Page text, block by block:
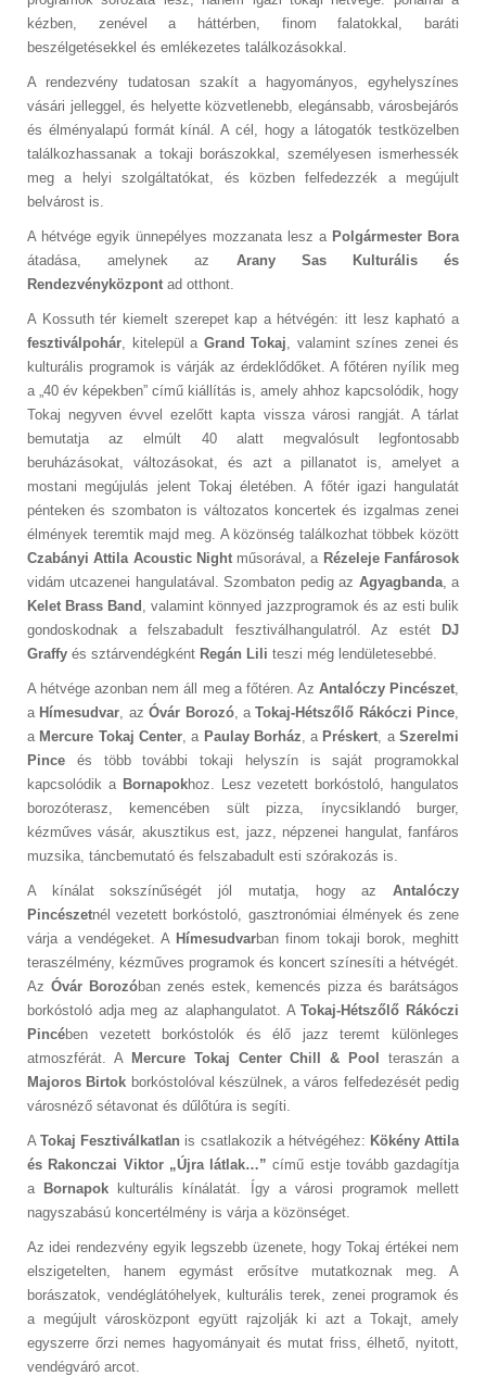
kézben, zenével a háttérben, finom falatokkal, baráti
beszélgetésekkel és emlékezetes találkozásokkal.
A rendezvény tudatosan szakít a hagyományos, egyhelyszínes
vásári jelleggel, és helyette közvetlenebb, elegánsabb, városbejárós
és élményalapú formát kínál. A cél, hogy a látogatók testközelben
találkozhassanak a tokaji borászokkal, személyesen ismerhessék
meg a helyi szolgáltatókat, és közben felfedezzék a megújult
belvárost is.
A hétvége egyik ünnepélyes mozzanata lesz a Polgármester Bora
átadása, amelynek az Arany Sas Kulturális és
Rendezvényközpont ad otthont.
A Kossuth tér kiemelt szerepet kap a hétvégén: itt lesz kapható a
fesztiválpohár , kitelepül a Grand Tokaj , valamint színes zenei és
kulturális programok is várják az érdeklődőket. A főtéren nyílik meg
a „40 év képekben” című kiállítás is, amely ahhoz kapcsolódik, hogy
Tokaj negyven évvel ezelőtt kapta vissza városi rangját. A tárlat
bemutatja az elmúlt 40 alatt megvalósult legfontosabb
beruházásokat, változásokat, és azt a pillanatot is, amelyet a
mostani megújulás jelent Tokaj életében. A főtér igazi hangulatát
pénteken és szombaton is változatos koncertek és izgalmas zenei
élmények teremtik majd meg. A közönség találkozhat többek között
Czabányi Attila Acoustic Nightműsorával, a Rézeleje Fanfárosok
vidám utcazenei hangulatával. Szombaton pedig az Agyagbanda, a
Kelet Brass Band
, valamint könnyed jazzprogramok és az esti bulik
gondoskodnak a felszabadult fesztiválhangulatról. Az estét
DJ
Graffy és sztárvendégként Regán Lili teszi még lendületesebbé.
A hétvége azonban nem áll meg a főtéren. Az Antalóczy Pincészet
a Hímesudvar , azÓvár Borozó, aTokaj-Hétszőlő Rákóczi Pince
a Mercure Tokaj Center, a Paulay Borház , a Préskert , aSzerelmi
Pince és több további tokaji helyszín is saját programokkal
kapcsolódik a Bornapokhoz. Lesz vezetett borkóstoló, hangulatos
borozóterasz, kemencében sült pizza, ínycsiklandó burger,
kézműves vásár, akusztikus est, jazz, népzenei hangulat, fanfáros
muzsika, táncbemutató és felszabadult esti szórakozás is.
A kínálat sokszínűségét jól mutatja, hogy az Antalóczy
Pincészetnél vezetett borkóstoló, gasztronómiai élmények és zene
várja a vendégeket. A Hímesudvarban finom tokaji borok, meghitt
teraszélmény, kézműves programok és koncert színesíti a hétvégét.
Az Óvár Borozóban zenés estek, kemencés pizza és barátságos
borkóstoló adja meg az alaphangulatot. ATokaj-Hétszőlő Rákóczi
Pincében vezetett borkóstolók és élő jazz teremt különleges
atmoszférát. A
Mercure Tokaj Center Chill & Pool
teraszán a
Majoros Birtok borkóstolóval készülnek, a város felfedezését pedig
városnéző sétavonat és dűlőtúra is segíti.
ATokaj Fesztiválkatlan is csatlakozik a hétvégéhez: Kökény Attila
és Rakonczai Viktor „Újra látlak…” című estje tovább gazdagítja
a
Bornapok kulturális kínálatát. Így a városi programok mellett
nagyszabású koncertélmény is várja a közönséget.
Az idei rendezvény egyik legszebb üzenete, hogy Tokaj értékei nem
elszigetelten, hanem egymást erősítve mutatkoznak meg. A
borászatok, vendéglátóhelyek, kulturális terek, zenei programok és
a megújult városközpont együtt rajzolják ki azt a Tokajt, amely
egyszerre őrzi nemes hagyományait és mutat friss, élhető, nyitott,
vendégváró arcot.